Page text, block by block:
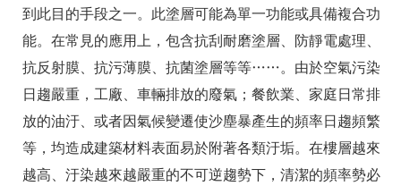
到此目的手段之一。此塗層可能為單一功能或具備複合功
能。在常見的應用上，包含抗刮耐磨塗層、防靜電處理、
抗反射膜、抗污薄膜、抗菌塗層等等……。由於空氣污染
日趨嚴重，工廠、車輛排放的廢氣；餐飲業、家庭日常排
放的油汙、或者因氣候變遷使沙塵暴產生的頻率日趨頻繁
等，均造成建築材料表面易於附著各類汙垢。在樓層越來
越高、汙染越來越嚴重的不可逆趨勢下，清潔的頻率勢必